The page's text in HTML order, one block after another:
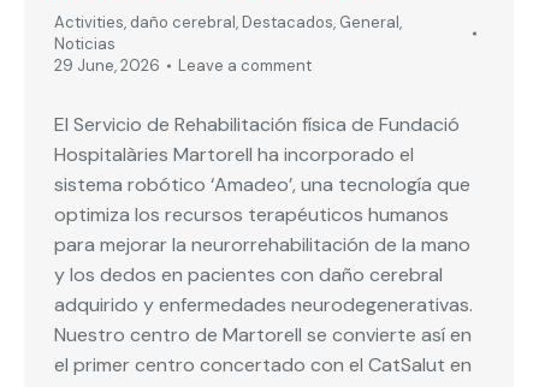
Activities, daño cerebral, Destacados, General,
Noticias
29 June, 2026
Leave a comment
El Servicio de Rehabilitación física de Fundació
Hospitalàries Martorell ha incorporado el
sistema robótico ‘Amadeo’, una tecnología que
optimiza los recursos terapéuticos humanos
para mejorar la neurorrehabilitación de la mano
y los dedos en pacientes con daño cerebral
adquirido y enfermedades neurodegenerativas.
Nuestro centro de Martorell se convierte así en
el primer centro concertado con el CatSalut en